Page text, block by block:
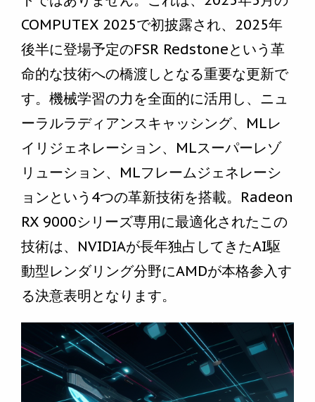
COMPUTEX 2025で初披露され、2025年
後半に登場予定のFSR Redstoneという革
命的な技術への橋渡しとなる重要な更新で
す。機械学習の力を全面的に活用し、ニュ
ーラルラディアンスキャッシング、MLレ
イリジェネレーション、MLスーパーレゾ
リューション、MLフレームジェネレーシ
ョンという4つの革新技術を搭載。Radeon
RX 9000シリーズ専用に最適化されたこの
技術は、NVIDIAが長年独占してきたAI駆
動型レンダリング分野にAMDが本格参入す
る決意表明となります。